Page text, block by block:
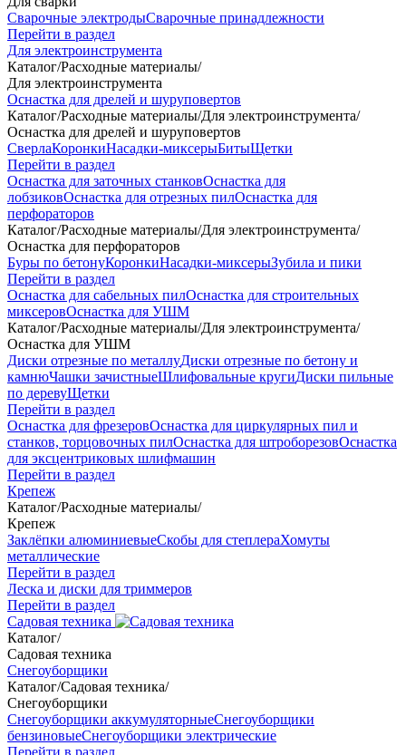
Сварочные электродыСварочные принадлежности
Перейти в раздел
Для электроинструмента
Каталог/Расходные материалы/
Для электроинструмента
Оснастка для дрелей и шуруповертов
Каталог/Расходные материалы/Для электроинструмента/
Оснастка для дрелей и шуруповертов
СверлаКоронкиНасадки-миксерыБитыЩетки
Перейти в раздел
Оснастка для заточных станковОснастка для
лобзиковОснастка для отрезных пилОснастка для
перфораторов
Каталог/Расходные материалы/Для электроинструмента/
Оснастка для перфораторов
Буры по бетонуКоронкиНасадки-миксерыЗубила и пики
Перейти в раздел
Оснастка для сабельных пилОснастка для строительных
миксеровОснастка для УШМ
Каталог/Расходные материалы/Для электроинструмента/
Оснастка для УШМ
Диски отрезные по металлуДиски отрезные по бетону и
камнюЧашки зачистныеШлифовальные кругиДиски пильные
по деревуЩетки
Перейти в раздел
Оснастка для фрезеровОснастка для циркулярных пил и
станков, торцовочных пилОснастка для штроборезовОснастка
для эксцентриковых шлифмашин
Перейти в раздел
Крепеж
Каталог/Расходные материалы/
Крепеж
Заклёпки алюминиевыеСкобы для степлераХомуты
металлические
Перейти в раздел
Леска и диски для триммеров
Перейти в раздел
Садовая техника
Каталог/
Садовая техника
Снегоуборщики
Каталог/Садовая техника/
Снегоуборщики
Снегоуборщики аккумуляторныеСнегоуборщики
бензиновыеСнегоуборщики электрические
Перейти в раздел